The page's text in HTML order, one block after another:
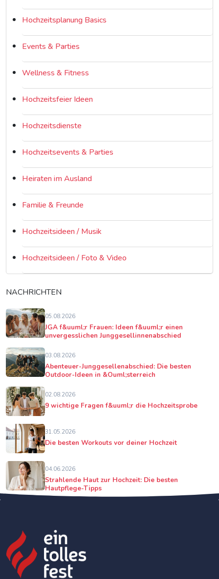
Hochzeitsplanung Basics
Events & Parties
Wellness & Fitness
Hochzeitsfeier Ideen
Hochzeitsdienste
Hochzeitsevents & Parties
Heiraten im Ausland
Familie & Freunde
Hochzeitsideen / Musik
Hochzeitsideen / Foto & Video
NACHRICHTEN
05.08.2026
JGA f&uuml;r Frauen: Ideen f&uuml;r einen
unvergesslichen Junggesellinnenabschied
03.08.2026
Abenteuer-Junggesellenabschied: Die besten
Outdoor-Ideen in &Ouml;sterreich
02.08.2026
9 wichtige Fragen f&uuml;r die Hochzeitsprobe
31.05.2026
Die besten Workouts vor deiner Hochzeit
04.06.2026
Strahlende Haut zur Hochzeit: Die besten
Hautpflege-Tipps